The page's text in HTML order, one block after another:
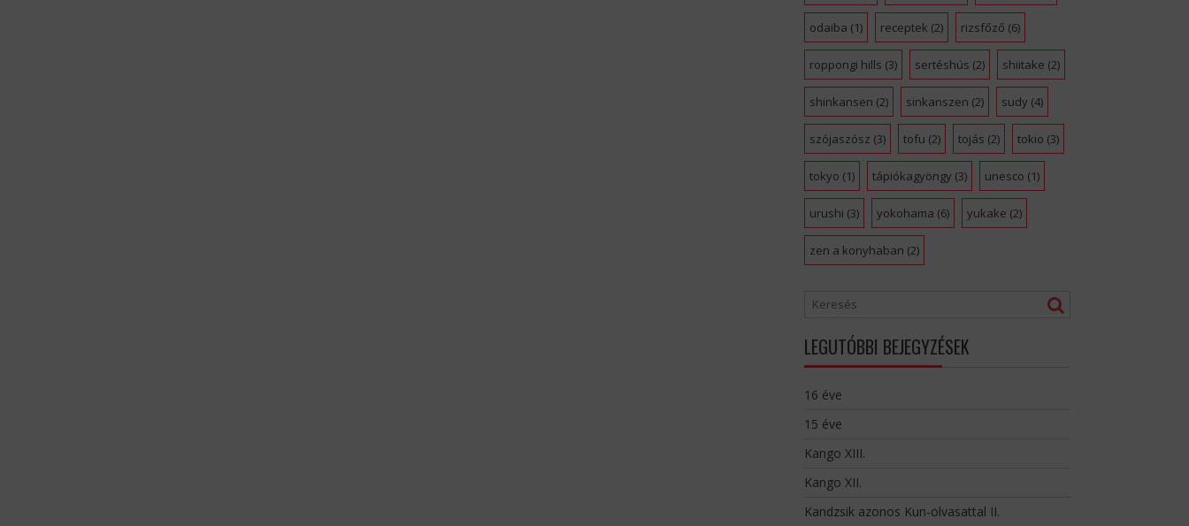
odaiba (1) receptek (2) rizsfőző (6)
roppongi hills (3) sertéshús (2) shiitake (2)
shinkansen (2) sinkanszen (2) sudy (4)
szójaszósz (3) tofu (2) tojás (2) tokio (3)
tokyo (1) tápiókagyöngy (3) unesco (1)
urushi (3) yokohama (6) yukake (2)
zen a konyhaban (2)
LEGUTÓBBI BEJEGYZÉSEK
16 éve
15 éve
Kango XIII.
Kango XII.
Kandzsik azonos Kun-olvasattal II.